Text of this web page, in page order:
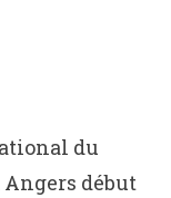
du
début